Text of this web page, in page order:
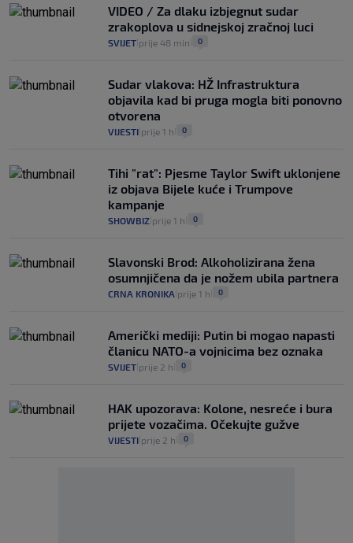
VIDEO / Za dlaku izbjegnut sudar
zrakoplova u sidnejskoj zračnoj luci
SVIJET prije 48 min 0
Sudar vlakova: HŽ Infrastruktura
objavila kad bi pruga mogla biti ponovno
otvorena
VIJESTI prije 1 h 0
Tihi "rat": Pjesme Taylor Swift uklonjene
iz objava Bijele kuće i Trumpove
kampanje
SHOWBIZ prije 1 h 0
Slavonski Brod: Alkoholizirana žena
osumnjičena da je nožem ubila partnera
CRNA KRONIKA prije 1 h 0
Američki mediji: Putin bi mogao napasti
članicu NATO-a vojnicima bez oznaka
SVIJET prije 2 h 0
HAK upozorava: Kolone, nesreće i bura
prijete vozačima. Očekujte gužve
VIJESTI prije 2 h 0